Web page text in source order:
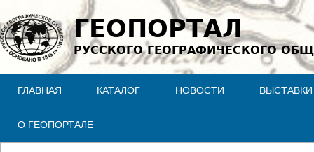
Jump to navigation
ГЕОПОРТАЛ
РУССКОГО ГЕОГРАФИЧЕСКОГО
ГЛАВНАЯ КАТАЛОГ НОВОСТИ ВЫСТАВКИ
О ГЕОПОРТАЛЕ